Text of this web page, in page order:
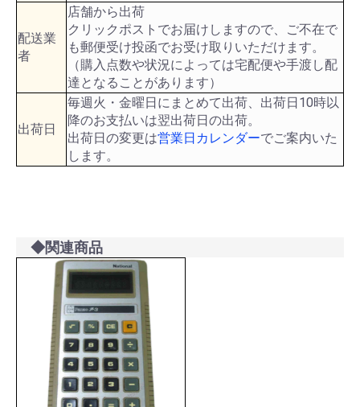
配送業
者
店舗から出荷
クリックポストでお届けしますので、ご不在で
も郵便受け投函でお受け取りいただけます。
（購入点数や状況によっては宅配便や手渡し配
達となることがあります）
出荷日
毎週火・金曜日にまとめて出荷、出荷日10時以
降のお支払いは翌出荷日の出荷。
出荷日の変更は営業日カレンダーでご案内いた
します。
◆関連商品